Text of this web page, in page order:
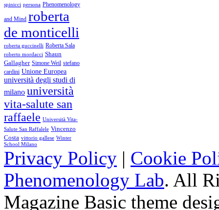
spinicci persona Phenomenology
and Mind roberta
de monticelli
roberta guccinelli Roberta Sala
roberto mordacci Shaun
Gallagher Simone Weil stefano
cardini Unione Europea
università degli studi di
milano università
vita-salute san
raffaele Università Vita-
Salute San Raffalele Vincenzo
Costa vittorio gallese Winter
School Milano
Privacy Policy | Cookie
Phenomenology Lab. All
Magazine Basic theme